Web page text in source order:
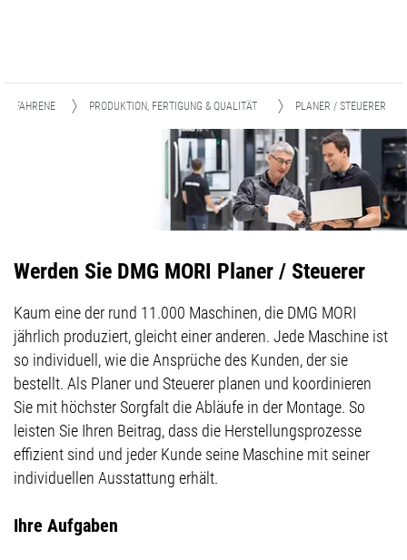
PRODUKTION, FERTIGUNG & QUALITÄT PLANER / STEUERER
Werden Sie DMG MORI Planer / Steuerer
Kaum eine der rund 11.000 Maschinen, die DMG MORI
jährlich produziert, gleicht einer anderen. Jede Maschine ist
so individuell, wie die Ansprüche des Kunden, der sie
bestellt. Als Planer und Steuerer planen und koordinieren
Sie mit höchster Sorgfalt die Abläufe in der Montage. So
leisten Sie Ihren Beitrag, dass die Herstellungsprozesse
effizient sind und jeder Kunde seine Maschine mit seiner
individuellen Ausstattung erhält.
Ihre Aufgaben